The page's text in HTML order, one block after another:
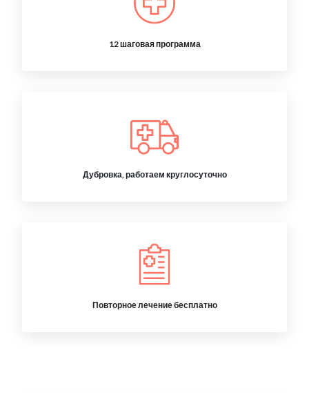
12 шаговая программа
Дубровка, работаем круглосуточно
Повторное лечение бесплатно